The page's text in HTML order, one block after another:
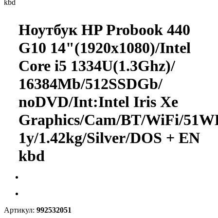
kbd
Ноутбук HP Probook 440
G10 14"(1920x1080)/Intel
Core i5 1334U(1.3Ghz)/
16384Mb/512SSDGb/
noDVD/Int:Intel Iris Xe
Graphics/Cam/BT/WiFi/
1y/1.42kg/Silver/DOS + EN
kbd
Артикул: 992532051